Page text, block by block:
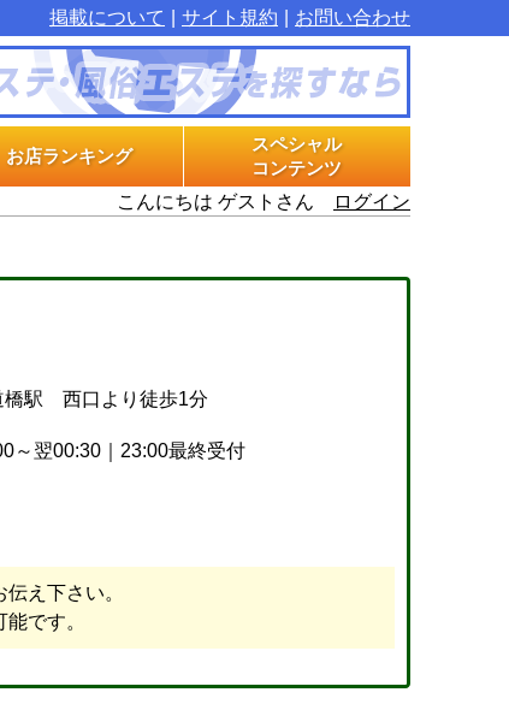
掲載について サイト規約 お問い合わせ
お店ランキング
スペシャル
コンテンツ
グラビアプラス
エステ体験漫画
マル秘インタビュー
こんにちは ゲストさん
ログイン
橋駅 西口より徒歩1分
～翌00:30｜23:00最終受付
伝え下さい。
です。